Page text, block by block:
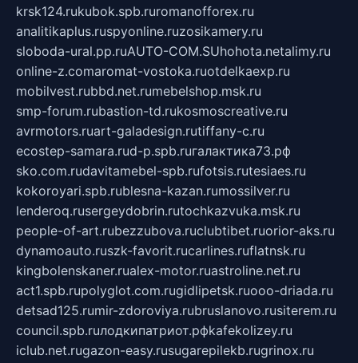
krsk124.rukubok.spb.ruromanofforex.ru
analitikaplus.ruspyonline.ruzosikamery.ru
sloboda-ural.pp.ruAUTO-COM.SUhohota.netalimy.ru
online-z.comaromat-vostoka.ruotdelkaexp.ru
mobilvest.rubbd.net.rumebelshop.msk.ru
smp-forum.rubastion-td.rukosmoscreative.ru
avrmotors.ruart-galadesign.rutiffany-c.ru
ecostep-samara.rud-p.spb.ruгалактика73.рф
sko.com.rudavitamebel-spb.rufotsis.rutesiaes.ru
kokoroyari.spb.rublesna-kazan.rumossilver.ru
lenderoq.rusergeydobrin.rutochkazvuka.msk.ru
people-of-art.rubezzubova.ruclubtibet.ruorior-aks.ru
dynamoauto.ruszk-favorit.rucarlines.ruflatnsk.ru
kingbolenskaner.rualex-motor.ruastroline.net.ru
act1.spb.rupolyglot.com.rugidlipetsk.ruooo-driada.ru
detsad125.rumir-zdoroviya.rubruslanovo.rusiterem.ru
council.spb.ruлодкипатриот.рфkafekolizey.ru
iclub.net.rugazon-easy.rusugarepilekb.rugrinox.ru